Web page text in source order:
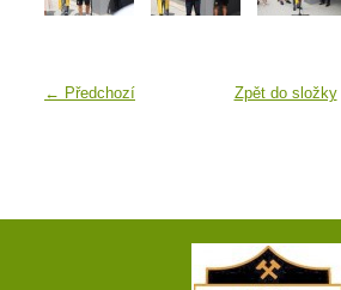
← Předchozí Zpět do složky